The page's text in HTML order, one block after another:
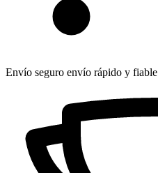
Envío seguro envío rápido y fiable